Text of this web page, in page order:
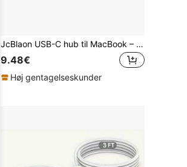
JcBlaon USB-C hub til MacBook – 7-i-1 USB-C-adapter med 4K HD TV-grænseflade, 100W PD hurtigopladning, USB 3.0 5Gbps-port og SD/TF-kortlæser – USB-C-dockingstation til kontor, møder, rejser og hjemmebrug – Space Gray
9.48€
Høj gentagelseskunder